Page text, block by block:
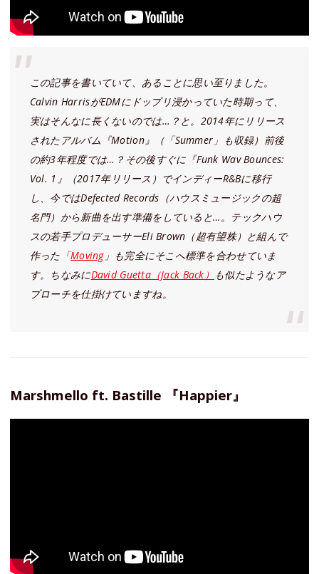
この記事を書いていて、あることに思い至りました。
Calvin HarrisがEDMにドップリ浸かっていた時期って、
実はそんなに長くないのでは…？と。2014年にリリース
されたアルバム『Motion』（「Summer」も収録）前後
の約3年程度では…？その後すぐに『Funk Wav Bounces:
Vol. 1』（2017年リリース）でインディーR&Bに移行
し、今ではDefected Records（ハウスミュージックの超
名門）から新曲を出す準備をしていると…。テックハウ
スの若手プロデューサーEli Brown（超有望株）と組んで
作った「Moving」も完全にそこへ標準を合わせていま
す。ちなみにDavid Guetta（Jack Back） も似たようなア
プローチを仕掛けていますね。
Marshmello ft. Bastille 『Happier』